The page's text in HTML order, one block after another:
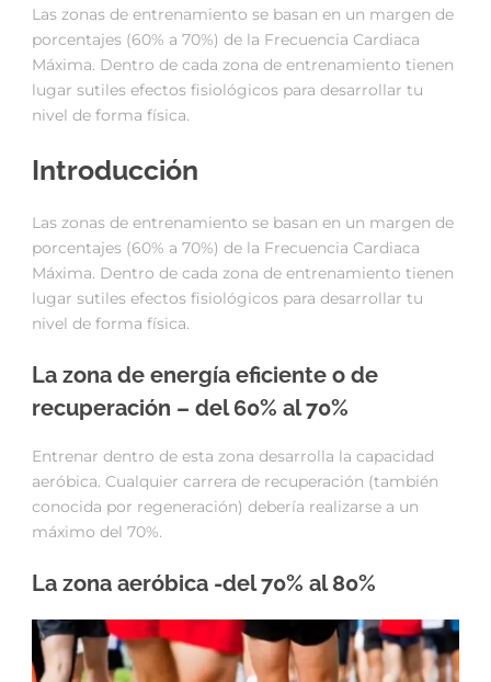
Las zonas de entrenamiento se basan en un margen de
porcentajes (60% a 70%) de la Frecuencia Cardiaca
Máxima. Dentro de cada zona de entrenamiento tienen
lugar sutiles efectos fisiológicos para desarrollar tu
nivel de forma física.
Introducción
Las zonas de entrenamiento se basan en un margen de
porcentajes (60% a 70%) de la Frecuencia Cardiaca
Máxima. Dentro de cada zona de entrenamiento tienen
lugar sutiles efectos fisiológicos para desarrollar tu
nivel de forma física.
La zona de energía eficiente o de
recuperación – del 60% al 70%
Entrenar dentro de esta zona desarrolla la capacidad
aeróbica. Cualquier carrera de recuperación (también
conocida por regeneración) debería realizarse a un
máximo del 70%.
La zona aeróbica -del 70% al 80%